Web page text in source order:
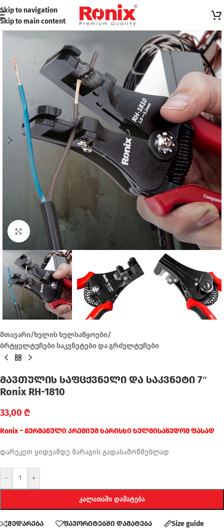
Skip to navigation
Skip to main content
Click to enlarge
მთავარი/ხელის ხელსაწყოები/
ბრტყელტუჩები საკვნეტები და გრძელტუჩები
მავთულის საფცქვნელი და საკვნეტი 7″
Ronix RH-1810
33,00 ₾
Ronix – გერმანული პრემიუმ ხარისხი ხელმისაწვდომ ფასად
დარეკეთ ყიდვამდე მარაგის გადასამოწმებლად
- +
ᲙᲐᲚᲐᲗᲐᲨᲘ ᲓᲐᲛᲐᲢᲔᲑᲐ
შედარება ფავორიტებში დამატება Size guide